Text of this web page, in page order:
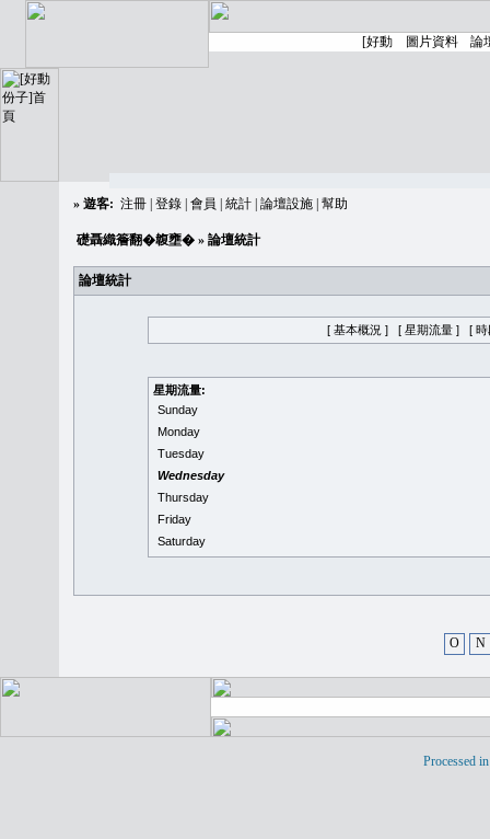
» 遊客: 注冊 登錄 會員 統計 論壇設施 幫助
礎聶織簷翻�䪖壅� » 論壇統計
論壇統計
[ 基本概況 ] [ 星期流量 ] [ 時
星期流量:
Sunday
Monday
Tuesday
Wednesday
Thursday
Friday
Saturday
O N
Processed